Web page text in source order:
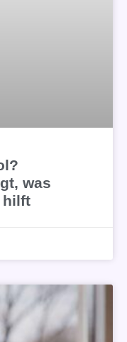
was
hilft